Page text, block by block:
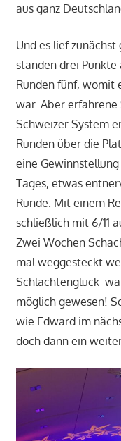
aus ganz
Und es lief
standen drei Punkte
Runden fünf, womit
war. Aber erfahrene
Schweizer System
Runden über die
eine
Tages, etwas
Runde. Mit einem
schließlich mit 6/11
Zwei Wochen
mal weggesteckt
Schlachtenglück
möglich gewesen!
wie Edward im
doch dann ein